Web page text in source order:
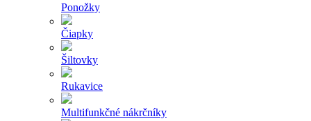
Ponožky
Čiapky
Šiltovky
Rukavice
Multifunkčné nákrčníky